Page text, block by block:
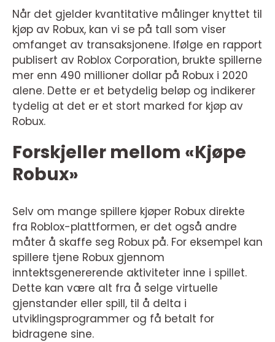
Når det gjelder kvantitative målinger knyttet til
kjøp av Robux, kan vi se på tall som viser
omfanget av transaksjonene. Ifølge en rapport
publisert av Roblox Corporation, brukte spillerne
mer enn 490 millioner dollar på Robux i 2020
alene. Dette er et betydelig beløp og indikerer
tydelig at det er et stort marked for kjøp av
Robux.
Forskjeller mellom «Kjøpe
Robux»
Selv om mange spillere kjøper Robux direkte
fra Roblox-plattformen, er det også andre
måter å skaffe seg Robux på. For eksempel kan
spillere tjene Robux gjennom
inntektsgenererende aktiviteter inne i spillet.
Dette kan være alt fra å selge virtuelle
gjenstander eller spill, til å delta i
utviklingsprogrammer og få betalt for
bidragene sine.